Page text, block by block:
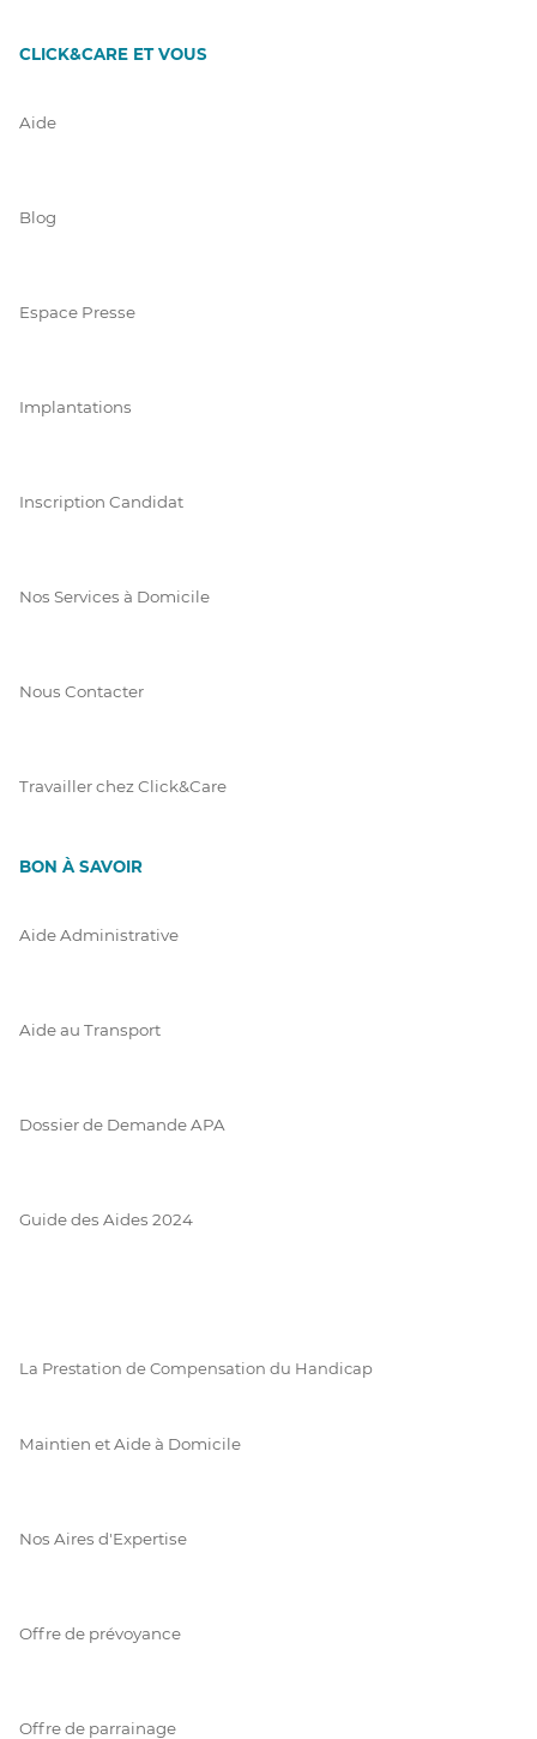
CLICK&CARE ET VOUS
Aide
Blog
Espace Presse
Implantations
Inscription Candidat
Nos Services à Domicile
Nous Contacter
Travailler chez Click&Care
BON À SAVOIR
Aide Administrative
Aide au Transport
Dossier de Demande APA
Guide des Aides 2024
La Prestation de Compensation du Handicap
Maintien et Aide à Domicile
Nos Aires d'Expertise
Offre de prévoyance
Offre de parrainage